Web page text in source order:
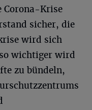
Corona-Krise
sicher, die
wird sich
wichtiger wird
zu bündeln,